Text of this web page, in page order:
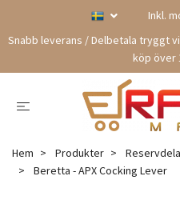
Inkl.
Snabb leverans / Delbetala tryggt
köp över
Hem Produkter
Beretta - APX Cocking Lever